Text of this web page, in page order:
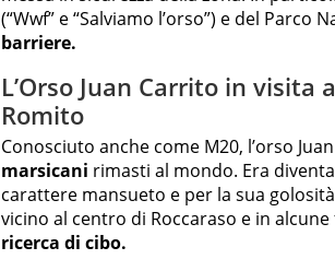
(“Wwf” e “Salviamo l’orso”) e del Parco
barriere.
L’Orso Juan Carrito in
Romito
Conosciuto anche come M20, l’orso
marsicani rimasti al mondo. Era
carattere mansueto e per la sua
vicino al centro di Roccaraso e in
ricerca di cibo.